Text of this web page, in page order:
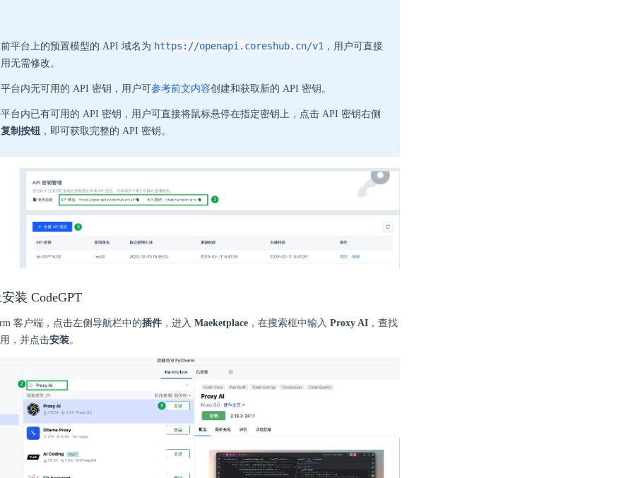
平台上的预置模型的 API 域名为 https://openapi.coreshub.cn/v1 ，用户可直接
无需修改。
台内无可用的 API 密钥，用户可参考前文内容创建和获取新的 API 密钥。
台内已有可用的 API 密钥，用户可直接将鼠标悬停在指定密钥上，点击 API 密钥右侧
复制按钮 ，即可获取完整的 API 密钥。
装 CodeGPT
客户端，点击左侧导航栏中的插件 ，进入 Maeketplace ，在搜索框中输入 Proxy AI ，查找
，并点击安装。